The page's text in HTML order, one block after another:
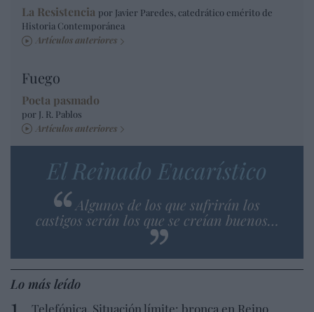
La Resistencia por Javier Paredes, catedrático emérito de
Historia Contemporánea
Artículos anteriores
Fuego
Poeta pasmado
por J. R. Pablos
Artículos anteriores
El Reinado Eucarístico
Algunos de los que sufrirán los
castigos serán los que se creían buenos…
Lo más leído
Telefónica. Situación límite: bronca en Reino